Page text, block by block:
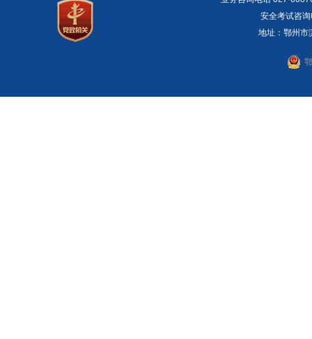
安全考试咨
地址：鄂州市